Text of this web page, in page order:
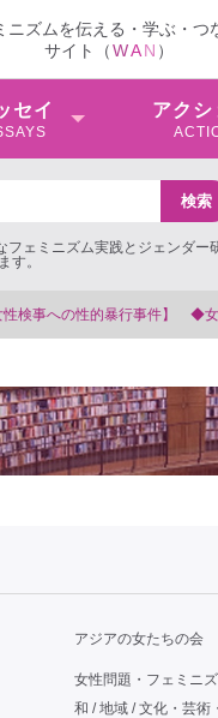
ニズムを伝える・学ぶ・つ
サイト（WAN ）
セイ アクシ
ェミニズム実践とジェンダー
す。
支援する会事務局
アジアの女たちの会
女性問題・フェミニ
和 / 地域 / 文化・芸術